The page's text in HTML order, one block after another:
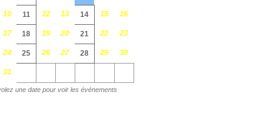
10 11 12 13 14 15 16
17 18 19 20 21 22 23
24 25 26 27 28 29 30
31
une date pour voir les événements